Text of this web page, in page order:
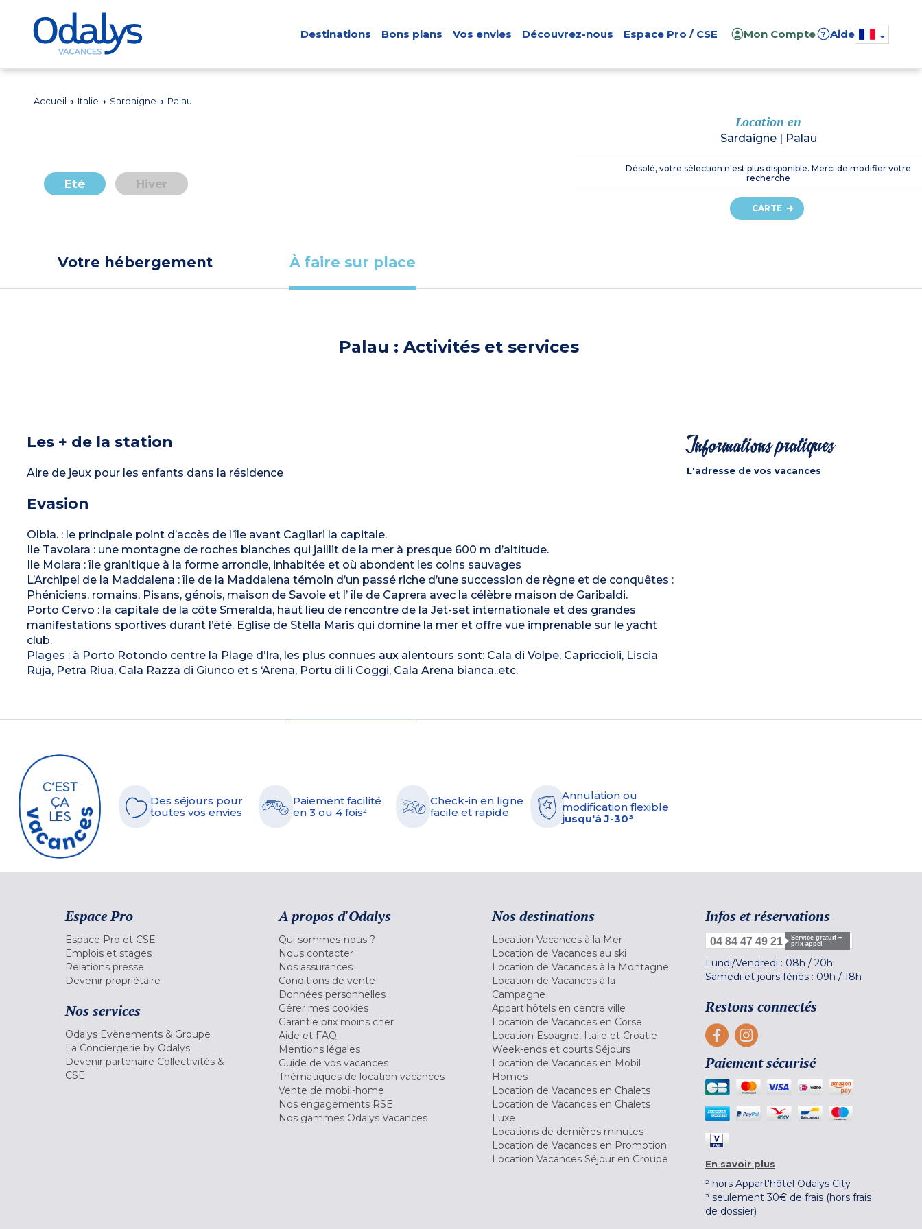
Destinations Bons plans Vos envies Découvrez-nous Espace Pro / CSE Mon Compte ? Aide
Accueil Italie Sardaigne Palau
Eté Hiver
Location en
Sardaigne| Palau
Désolé, votre sélection n'est plus disponible. Merci de modifier votre
recherche
CARTE
Votre hébergement À faire sur place
Palau : Activités et services
Les + de la station
Aire de jeux pour les enfants dans la résidence
Evasion
Olbia. : le principale point d’accès de l’île avant Cagliari la capitale.
Ile Tavolara : une montagne de roches blanches qui jaillit de la mer à presque 600 m d’altitude.
Ile Molara : île granitique à la forme arrondie, inhabitée et où abondent les coins sauvages
L’Archipel de la Maddalena : île de la Maddalena témoin d’un passé riche d’une succession de règne et de conquêtes :
Phéniciens, romains, Pisans, génois, maison de Savoie et l’ île de Caprera avec la célèbre maison de Garibaldi.
Porto Cervo : la capitale de la côte Smeralda, haut lieu de rencontre de la Jet-set internationale et des grandes
manifestations sportives durant l’été. Eglise de Stella Maris qui domine la mer et offre vue imprenable sur le yacht
club.
Plages : à Porto Rotondo centre la Plage d’Ira, les plus connues aux alentours sont: Cala di Volpe, Capriccioli, Liscia
Ruja, Petra Riua, Cala Razza di Giunco et s ‘Arena, Portu di li Coggi, Cala Arena bianca..etc.
Informations pratiques
L'adresse de vos vacances
Des séjours pour
toutes vos envies
Paiement facilité
en 3 ou 4 fois²
Check-in en ligne
facile et rapide
Annulation ou
modification flexible
jusqu'à J-30³
Espace Pro
Espace Pro et CSE
Emplois et stages
Relations presse
Devenir propriétaire
Nos services
Odalys Evènements & Groupe
La Conciergerie by Odalys
Devenir partenaire Collectivités &
CSE
A propos d'Odalys
Qui sommes-nous ?
Nous contacter
Nos assurances
Conditions de vente
Données personnelles
Gérer mes cookies
Garantie prix moins cher
Aide et FAQ
Mentions légales
Guide de vos vacances
Thématiques de location vacances
Vente de mobil-home
Nos engagements RSE
Nos gammes Odalys Vacances
Nos destinations
Location Vacances à la Mer
Location de Vacances au ski
Location de Vacances à la Montagne
Location de Vacances à la
Campagne
Appart'hôtels en centre ville
Location de Vacances en Corse
Location Espagne, Italie et Croatie
Week-ends et courts Séjours
Location de Vacances en Mobil
Homes
Location de Vacances en Chalets
Location de Vacances en Chalets
Luxe
Locations de dernières minutes
Location de Vacances en Promotion
Location Vacances Séjour en Groupe
Infos et réservations
04 84 47 49 21
Service gratuit +
prix appel
Lundi/Vendredi : 08h / 20h
Samedi et jours fériés : 09h / 18h
Restons connectés
Paiement sécurisé
En savoir plus
² hors Appart'hôtel Odalys City
³ seulement 30€ de frais (hors frais
de dossier)